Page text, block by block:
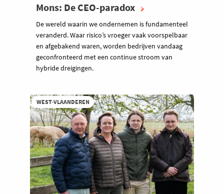
Mons: De CEO-paradox
De wereld waarin we ondernemen is fundamenteel
veranderd. Waar risico’s vroeger vaak voorspelbaar
en afgebakend waren, worden bedrijven vandaag
geconfronteerd met een continue stroom van
hybride dreigingen.
WEST-VLAANDEREN